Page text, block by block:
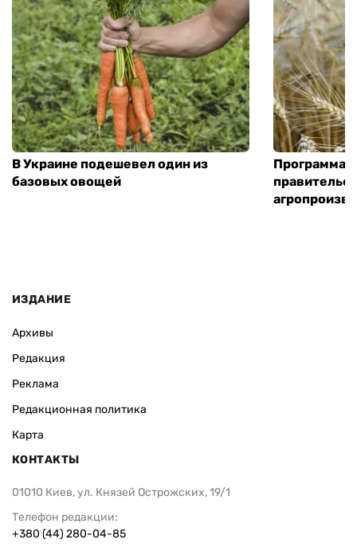
В Украине подешевел один из
базовых овощей
Программа
ИЗДАНИЕ
Архивы
Редакция
Реклама
Редакционная политика
Карта
КОНТАКТЫ
01010 Киев, ул. Князей Острожских, 19/1
Телефон редакции:
+380 (44) 280-04-85